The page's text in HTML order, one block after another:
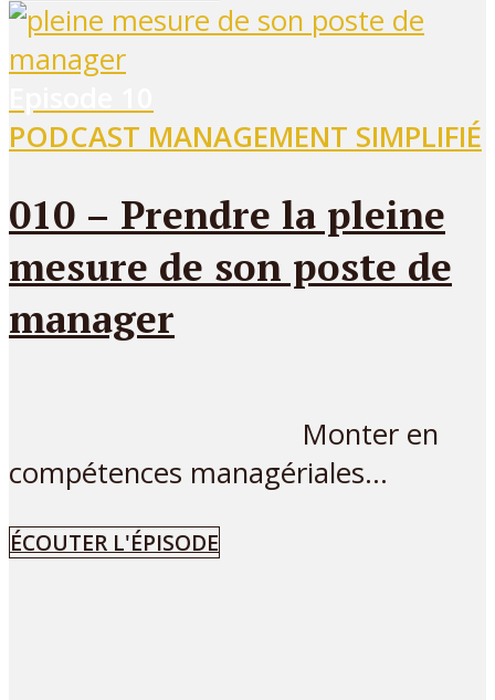
PODCAST MANAGEMENT SIMPLIFIÉ
010 – Prendre la pleine
mesure de son poste de
manager
Monter en
compétences managériales...
ÉCOUTER L'ÉPISODE